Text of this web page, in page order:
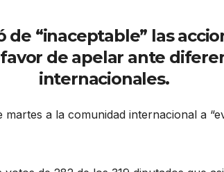
“inaceptable” las
de apelar ante
internacionales.
a la comunidad internacional a